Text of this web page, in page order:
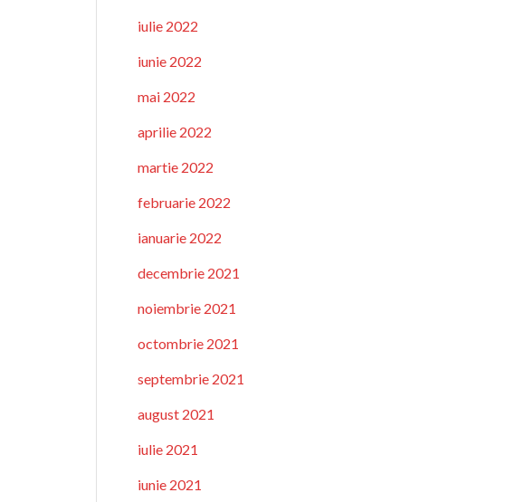
iulie 2022
iunie 2022
mai 2022
aprilie 2022
martie 2022
februarie 2022
ianuarie 2022
decembrie 2021
noiembrie 2021
octombrie 2021
septembrie 2021
august 2021
iulie 2021
iunie 2021